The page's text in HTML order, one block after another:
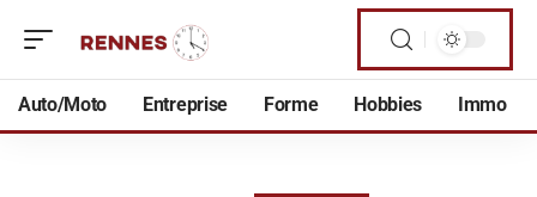
Auto/Moto Entreprise Forme Hobbies Immo